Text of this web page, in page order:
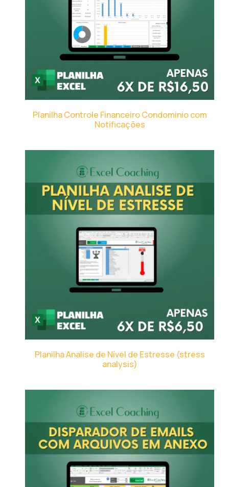
Planilha Controle Financeiro Condominio com
Notificações
Planilha Analise de Nível de Estresse (stress
analysis)